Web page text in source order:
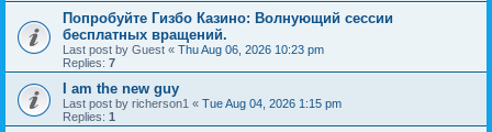
Попробуйте Гизбо Казино: Волнующий сессии
бесплатных вращений.
Last post by Guest « Thu Aug 06, 2026 10:23 pm
Replies: 7
I am the new guy
Last post by richerson1 « Tue Aug 04, 2026 1:15 pm
Replies: 1